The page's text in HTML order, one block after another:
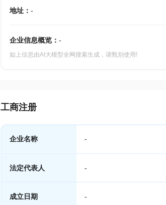
地址： -
企业信息概览： -
如上信息由AI大模型全网搜索生成，请甄别使用!
工商注册
企业名称 -
法定代表人 -
成立日期 -